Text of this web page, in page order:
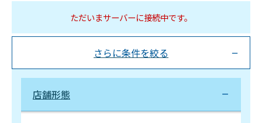
ただいまサーバーに接続中です。
さらに条件を絞る
店舗形態